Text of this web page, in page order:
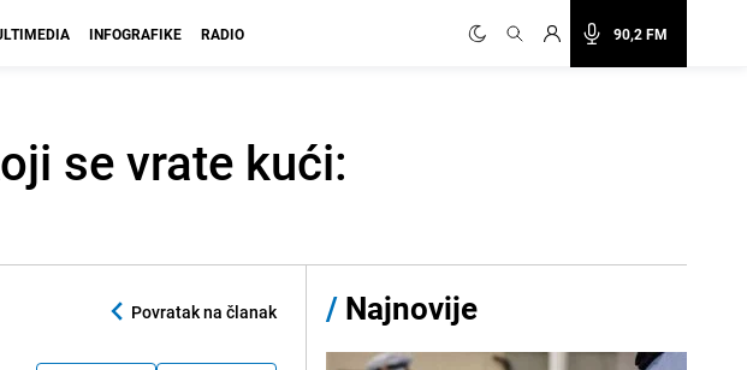
90,2 FM
INFOGRAFIKE RADIO
se vrate kući:
Povratak na članak / Najnovije